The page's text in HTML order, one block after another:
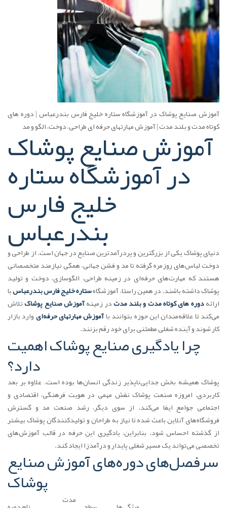
آموزش صنایع پوشاک در آموزشگاه ستاره خلیج فارس بندرعباس | دوره های
کوتاه مدت و بلند مدت | آموزش مهارتهای حرفه ای طراحی، دوخت، الگو و مد
آموزش صنایع پوشاک
در آموزشگاه ستاره
خلیج فارس
بندرعباس
دنیای پوشاک یکی از بزرگترین و پردرآمدترین صنایع در جهان است. از طراحی و
دوخت لباس‌های روزمره گرفته تا مد و فشن جهانی، همگی نیازمند متخصصانی
هستند که مهارت‌های حرفه‌ای در زمینه طراحی، الگو‌سازی، دوخت و تولید
پوشاک داشته باشند. در همین راستا، آموزشگاهستاره خلیج فارس بندرعباسبا
ارائهدوره های کوتاه مدت و بلند مدتدر زمینهآموزش صنایع پوشاکتلاش
می‌کند تا علاقه‌مندان این حوزه بتوانند باآموزش مهارتهای حرفه‌ایوارد بازار
کار شوند و آینده شغلی مطمئنی برای خود رقم بزنند.
چرا یادگیری صنایع پوشاک اهمیت
دارد؟
پوشاک همیشه بخش جدایی‌ناپذیر زندگی انسان‌ها بوده است. علاوه بر بعد
کاربردی، امروزه صنعت پوشاک نقش مهمی در هویت فرهنگی، اقتصادی و
اجتماعی جوامع ایفا می‌کند. از سوی دیگر، رشد صنعت مد و گسترش
فروشگاه‌های آنلاین باعث شده تا نیاز به طراحان و تولیدکنندگان پوشاک بیشتر
از گذشته احساس شود. بنابراین، یادگیری این حرفه در قالب آموزش‌های
تخصصی می‌تواند یک مسیر شغلی پایدار و درآمدزا ایجاد کند.
سرفصل‌های دوره‌های آموزش صنایع
پوشاک
مدت